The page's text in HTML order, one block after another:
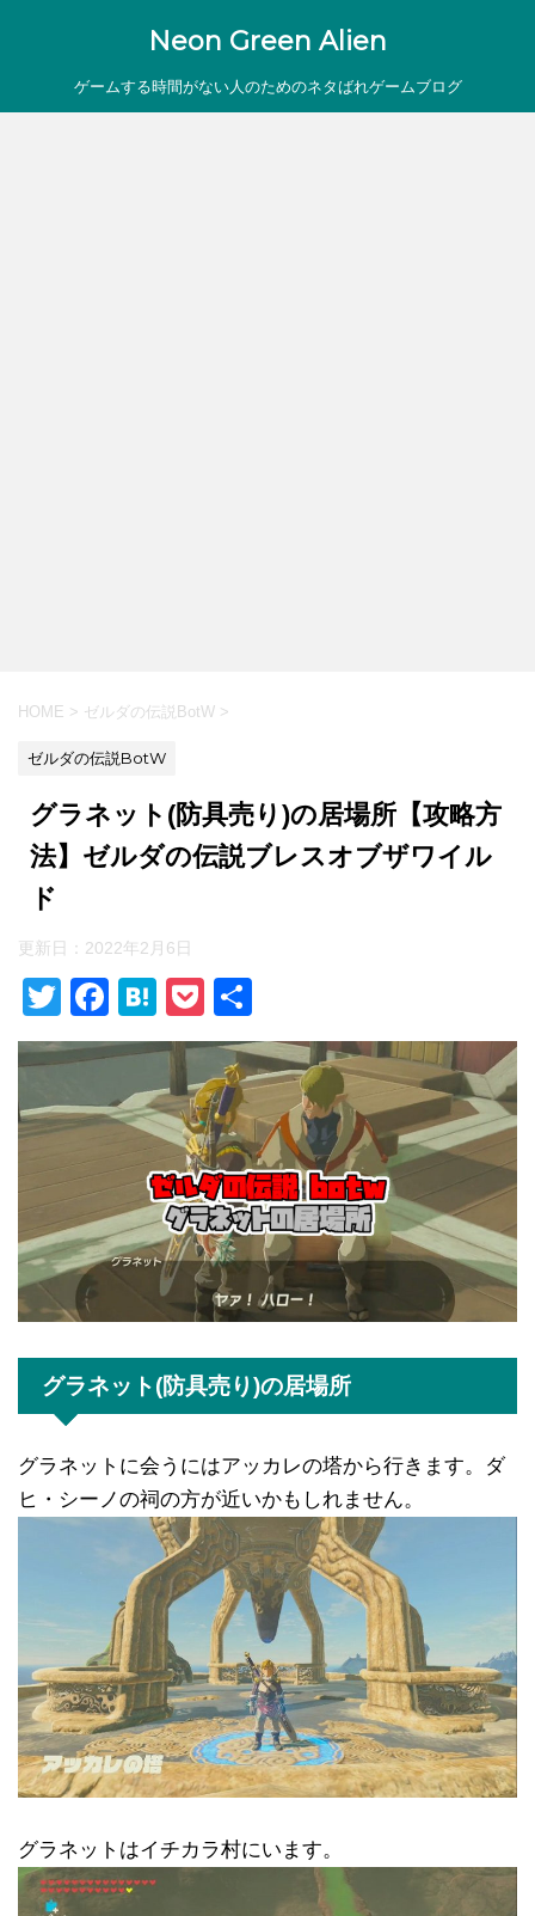
Neon Green Alien
ゲームする時間がない人のためのネタばれゲームブログ
HOME > ゼルダの伝説BotW >
ゼルダの伝説BotW
グラネット(防具売り)の居場所【攻略方
法】ゼルダの伝説ブレスオブザワイル
ド
更新日： 2022年2月6日
T
wi
tt
er
F
a
e
o
o
k
H
at
e
n
a
P
o
ck
et
有
グラネット(防具売り)の居場所
グラネットに会うにはアッカレの塔から行きます。ダ
ヒ・シーノの祠の方が近いかもしれません。
グラネットはイチカラ村にいます。